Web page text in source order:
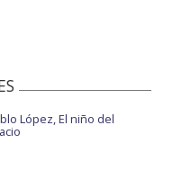
López, El niño del